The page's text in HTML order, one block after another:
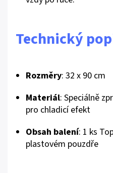
Technický
Rozměry: 32 x 90 cm
Materiál: Speciálně
pro chladicí efekt
Obsah balení: 1 ks
plastovém pouzdře